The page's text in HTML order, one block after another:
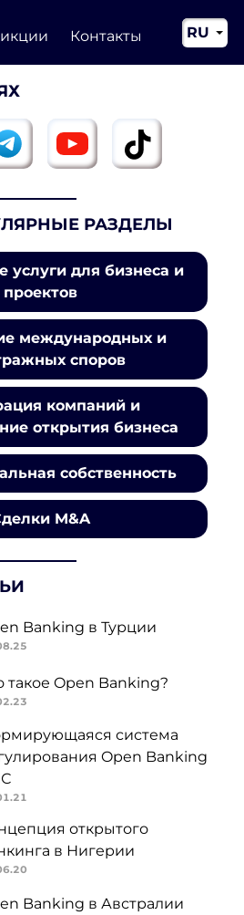
Контакты
RU
EN
РАЗДЕЛЫ
услуги для бизнеса и
проектов
международных и
споров
компаний и
открытия бизнеса
собственность
M&A
Banking в Турции
такое Open Banking?
система
Open Banking
открытого
в Нигерии
Banking в Австралии